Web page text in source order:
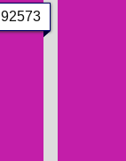
92573